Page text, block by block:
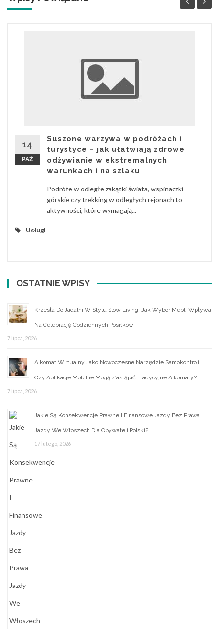
14
PAŹ
Suszone warzywa w podróżach i
turystyce – jak ułatwiają zdrowe
odżywianie w ekstremalnych
warunkach i na szlaku
Podróże w odległe zakątki świata, wspinaczki
górskie czy trekking w odległych rejonach to
aktywności, które wymagają...
Usługi
OSTATNIE WPISY
Krzesła Do Jadalni W Stylu Slow Living: Jak Wybór Mebli Wpływa
Na Celebrację Codziennych Posiłków
7 lipca, 2026
Alkomat Wirtualny Jako Nowoczesne Narzędzie Samokontroli:
Czy Aplikacje Mobilne Mogą Zastąpić Tradycyjne Alkomaty?
7 lipca, 2026
Jakie Są Konsekwencje Prawne I Finansowe Jazdy Bez Prawa
Jazdy We Włoszech Dla Obywateli Polski?
17 lutego, 2026